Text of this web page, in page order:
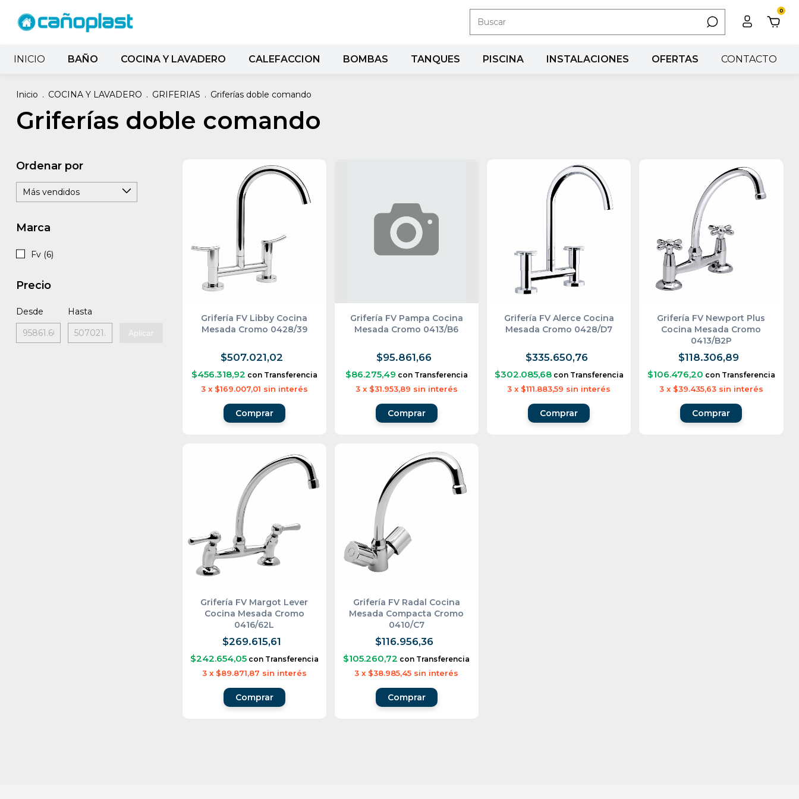
0
INICIO BAÑO COCINA Y LAVADERO CALEFACCION BOMBAS TANQUES PISCINA INSTALACIONES OFERTAS CONTACTO
Inicio . COCINA Y LAVADERO . GRIFERIAS . Griferías doble comando
Griferías doble comando
Ordenar por
Marca
Fv (6)
Precio
Desde Hasta
Aplicar
Grifería FV Libby Cocina
Mesada Cromo 0428/39
$507.021,02
$456.318,92 con Transferencia
3 x $169.007,01 sin interés
Grifería FV Pampa Cocina
Mesada Cromo 0413/B6
$95.861,66
$86.275,49 con Transferencia
3 x $31.953,89 sin interés
Grifería FV Alerce Cocina
Mesada Cromo 0428/D7
$335.650,76
$302.085,68 con Transferencia
3 x $111.883,59 sin interés
Grifería FV Newport Plus
Cocina Mesada Cromo
0413/B2P
$118.306,89
$106.476,20 con Transferencia
3 x $39.435,63 sin interés
Grifería FV Margot Lever
Cocina Mesada Cromo
0416/62L
$269.615,61
$242.654,05 con Transferencia
3 x $89.871,87 sin interés
Grifería FV Radal Cocina
Mesada Compacta Cromo
0410/C7
$116.956,36
$105.260,72 con Transferencia
3 x $38.985,45 sin interés